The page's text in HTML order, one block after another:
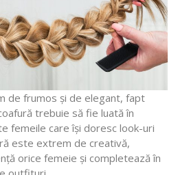
de frumos și de elegant, fapt
trebuie să fie luată în
femeile care își doresc look-uri
este extrem de creativă,
orice femeie și completează în